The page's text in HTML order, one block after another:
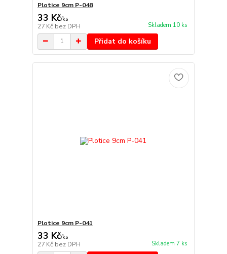
Plotice 9cm P-048
33 Kč/ks
27 Kč bez DPH Skladem 10 ks
Přidat do košíku
Plotice 9cm P-041
33 Kč/ks
27 Kč bez DPH Skladem 7 ks